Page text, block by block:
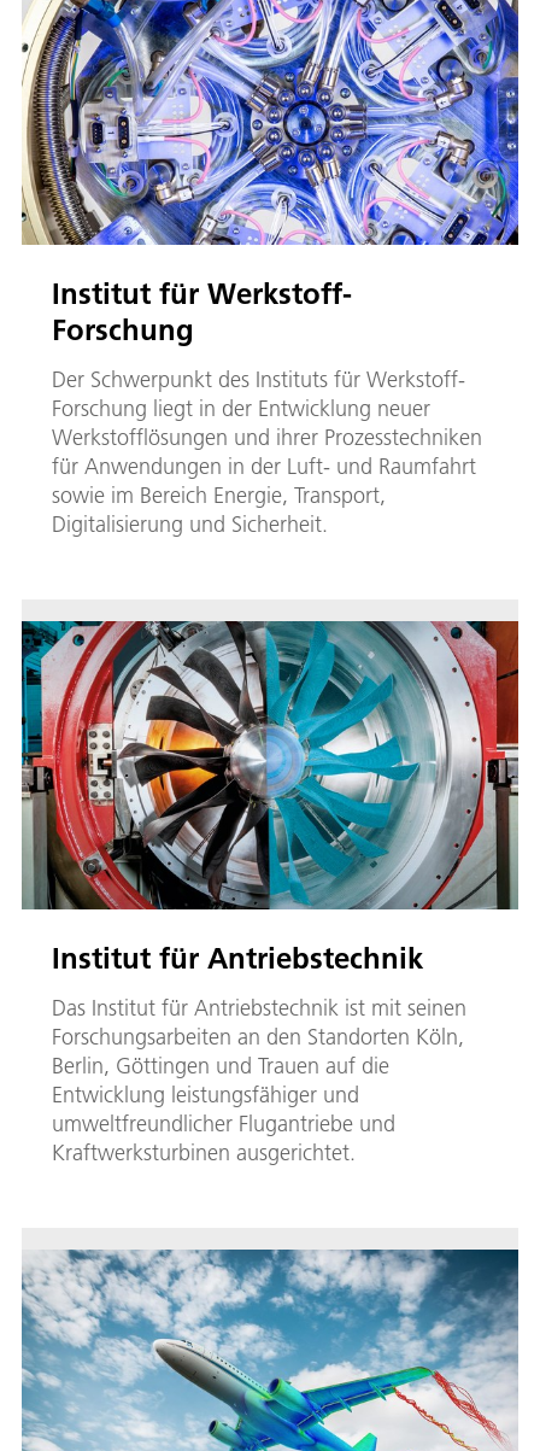
Institut für Werkstoff-
Forschung
Der Schwerpunkt des Instituts für Werkstoff-
Forschung liegt in der Entwicklung neuer
Werkstofflösungen und ihrer Prozesstechniken
für Anwendungen in der Luft- und Raumfahrt
sowie im Bereich Energie, Transport,
Digitalisierung und Sicherheit.
Institut für Antriebstechnik
Das Institut für Antriebstechnik ist mit seinen
Forschungsarbeiten an den Standorten Köln,
Berlin, Göttingen und Trauen auf die
Entwicklung leistungsfähiger und
umweltfreundlicher Flugantriebe und
Kraftwerksturbinen ausgerichtet.